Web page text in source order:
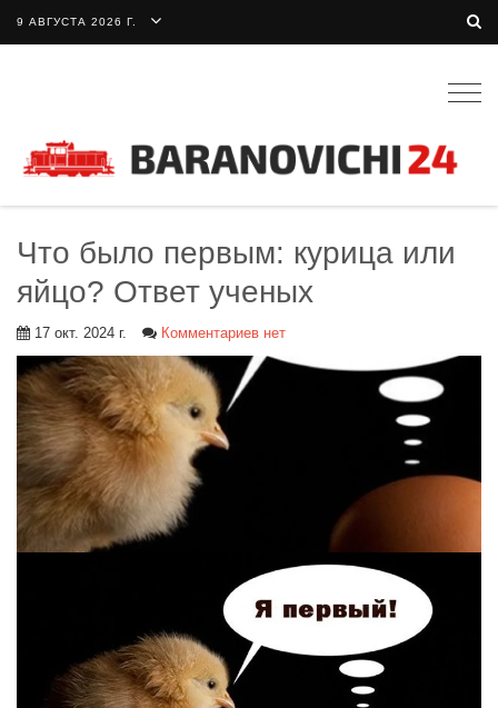
9 АВГУСТА 2026 Г.
Что было первым: курица или
яйцо? Ответ ученых
17 окт. 2024 г. Комментариев нет